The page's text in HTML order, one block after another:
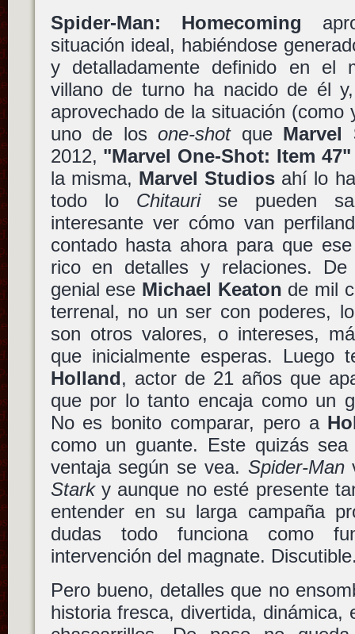
Spider-Man: Homecoming
situación ideal, habiéndose
y detalladamente definido en el
villano de turno ha nacido de él
aprovechado de la situación
uno de losone-shotque Marvel
2012, "Marvel One-Shot: Item 47"
la misma, Marvel Studios ahí lo
todo lo Chitaurise pueden
interesante ver cómo van
contado hasta ahora para que
rico en detalles y relaciones.
genial ese Michael Keaton de mil
terrenal, no un ser con poderes,
son otros valores, o intereses,
que inicialmente esperas. Luego
Holland, actor de 21 años que
que por lo tanto encaja como un
No es bonito comparar, pero a
como un guante. Este quizás
ventaja según se vea. Spider-Man
Starky aunque no esté presente
entender en su larga campaña
dudas todo funciona como
intervención del magnate.
Pero bueno, detalles que no
historia fresca, divertida, dinámica,